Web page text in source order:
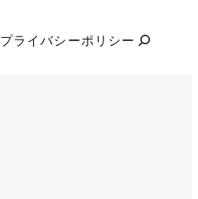
プライバシーポリシー 検